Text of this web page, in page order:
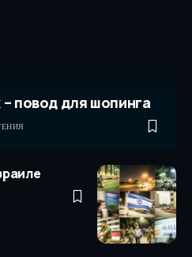
повод для шопинга